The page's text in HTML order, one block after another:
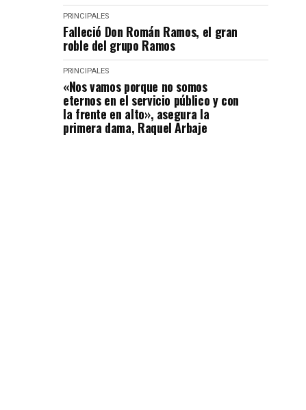
PRINCIPALES
Falleció Don Román Ramos, el gran
roble del grupo Ramos
PRINCIPALES
«Nos vamos porque no somos
eternos en el servicio público y con
la frente en alto», asegura la
primera dama, Raquel Arbaje